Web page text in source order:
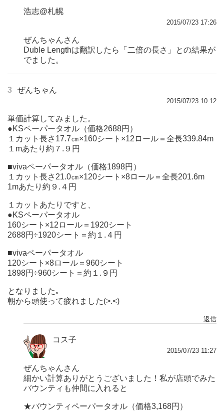
浩志@札幌
2015/07/23 17:26
ぜんちゃんさん
Duble Lengthは翻訳したら「二倍の長さ」との結果が
でました。
3 ぜんちゃん
2015/07/23 10:12
単価計算してみました。
●KSペーパータオル（価格2688円）
１カット長さ17.7㎝×160シート×12ロール＝全長339.84m
１mあたり約７.９円
■vivaペーパータオル（価格1898円）
１カット長さ21.0㎝×120シート×8ロール＝全長201.6m
1mあたり約９.４円
１カットあたりですと、
●KSペーパータオル
160シート×12ロール＝1920シート
2688円÷1920シート＝約１.４円
■vivaペーパータオル
120シート×8ロール＝960シート
1898円÷960シート＝約１.９円
となりました｡
朝から頭使って疲れました(>.<)
返信
コス子
2015/07/23 11:27
ぜんちゃんさん
細かい計算ありがとうございました！私が店頭でみた
バウンティも仲間に入れると
★バウンティペーパータオル（価格3,168円）